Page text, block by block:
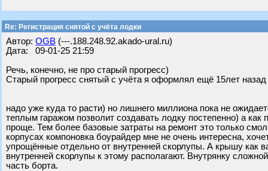
Re: Регистрация снятой с учёта лодки
Автор: OGB (---.188.248.92.akado-ural.ru)
Дата: 09-01-25 21:59
Речь, конечно, не про старый прогресс)
Старый прогресс снятый с учёта я оформлял ещё 15лет
надо уже куда то расти) но лишнего миллиона пока не
теплым гаражом позволит создавать лодку постепенно) а
проще. Тем более базовые затраты на ремонт это только
корпусах компоновка боурайдер мне не очень интересна,
упрощённые отдельно от внутренней скорлупы. А крышу как
внутренней скорлупы к этому располагают. Внутрянку
часть борта.